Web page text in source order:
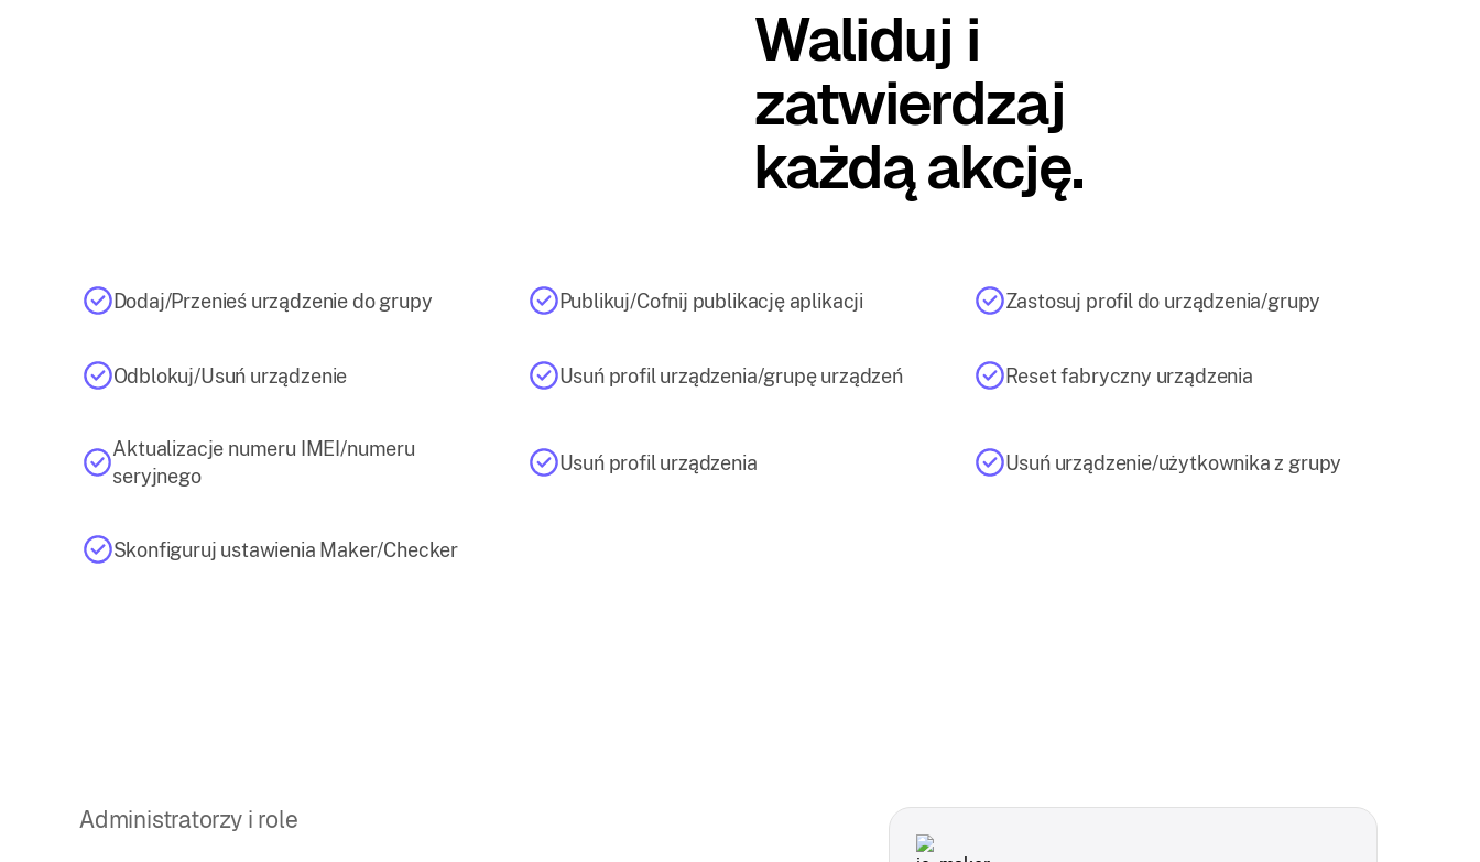
Waliduj i
zatwierdzaj
każdą akcję.
Dodaj/Przenieś urządzenie do grupy Publikuj/Cofnij publikację aplikacji Zastosuj profil do urządzenia/grupy
Odblokuj/Usuń urządzenie Usuń profil urządzenia/grupę urządzeń Reset fabryczny urządzenia
Aktualizacje numeru IMEI/numeru
seryjnego
Usuń profil urządzenia Usuń urządzenie/użytkownika z grupy
Skonfiguruj ustawienia Maker/Checker
Administratorzy i role